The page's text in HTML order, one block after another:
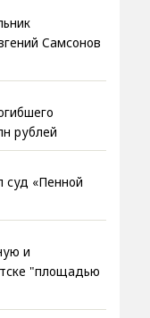
Самсонов
рублей
суд «Пенной
и
"площадью